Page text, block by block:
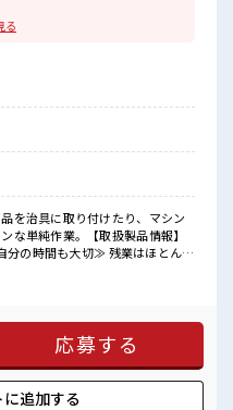
ます♪
だけど、
ていきましょう！
う♪
る
を治具に取り付けたり、マシン
な単純作業。【取扱製品情報】
することもあります♪ ≪ラクラ
整っています！ イチからスキル
きましょう！ ≪収入アップを目
です！ ■職場の雰囲気
充実しそう♪ 持ち物が多いあな
き職場♪ 残業はほとんどありま
応募する
追加する